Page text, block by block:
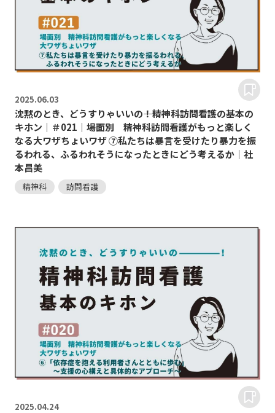
2025.06.03
沈黙のとき、どうすりゃいいの―――！精神科訪問看護の基本の
キホン｜＃021｜場面別 精神科訪問看護がもっと楽しく
なる大ワザちょいワザ ⑦私たちは暴言を受けたり暴力を振
るわれる、ふるわれそうになったときにどう考えるか｜社
本昌美
精神科 訪問看護
2025.04.24